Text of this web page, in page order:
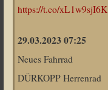
https://t.co/xL1w9sjI6K
29.03.2023 07:25
Neues Fahrrad
DÜRKOPP Herrenrad